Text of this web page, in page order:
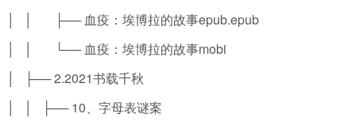
│ │ ├── 血疫：埃博拉的故事epub.epub
│ │ └── 血疫：埃博拉的故事mobi
│ ├── 2.2021书载千秋
│ │ ├── 10、字母表谜案